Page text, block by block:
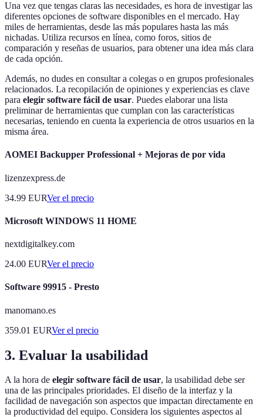
Una vez que tengas claras las necesidades, es hora de investigar las
diferentes opciones de software disponibles en el mercado. Hay
miles de herramientas, desde las más populares hasta las más
nichadas. Utiliza recursos en línea, como foros, sitios de
comparación y reseñas de usuarios, para obtener una idea más clara
de cada opción.
Además, no dudes en consultar a colegas o en grupos profesionales
relacionados. La recopilación de opiniones y experiencias es clave
para elegir software fácil de usar. Puedes elaborar una lista
preliminar de herramientas que cumplan con las características
necesarias, teniendo en cuenta la experiencia de otros usuarios en la
misma área.
AOMEI Backupper Professional + Mejoras de por vida
lizenzexpress.de
34.99 EURVer el precio
Microsoft WINDOWS 11 HOME
nextdigitalkey.com
24.00 EURVer el precio
Software 99915 - Presto
manomano.es
359.01 EURVer el precio
3. Evaluar la usabilidad
A la hora de elegir software fácil de usar, la usabilidad debe ser
una de las principales prioridades. El diseño de la interfaz y la
facilidad de navegación son aspectos que impactan directamente en
la productividad del equipo. Considera los siguientes aspectos al